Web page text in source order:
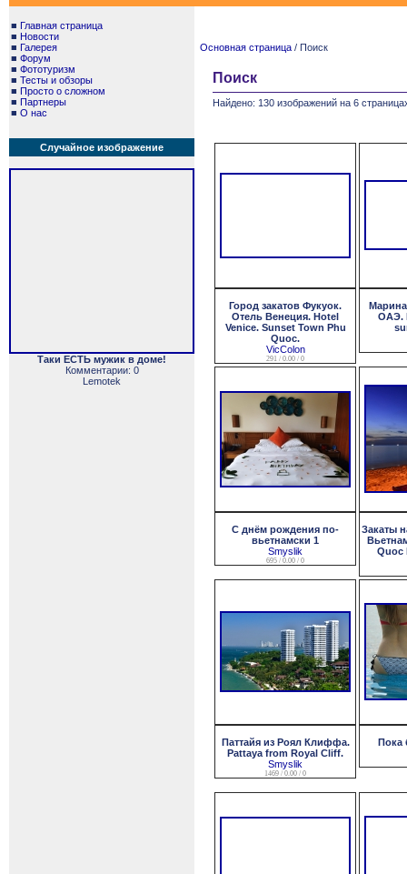
■ Главная страница
■ Новости
■ Галерея
■ Форум
■ Фототуризм
■ Тесты и обзоры
■ Просто о сложном
■ Партнеры
■ О нас
Случайное изображение
Таки ЕСТЬ мужик в доме!
Комментарии: 0
Lemotek
Основная страница / Поиск
Поиск
Найдено: 130 изображений на 6
Город закатов Фукуок.
Отель Венеция. Hotel
Venice. Sunset Town Phu
Quoc.
VicColon
291 / 0.00 / 0
Марина
ОАЭ.
С днём рождения по-
вьетнамски 1
Smyslik
695 / 0.00 / 0
Закаты
Quoc
Паттайя из Роял Клиффа.
Pattaya from Royal Cliff.
Smyslik
1469 / 0.00 / 0
Пока